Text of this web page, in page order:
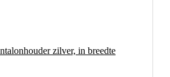
zilver, in breedte